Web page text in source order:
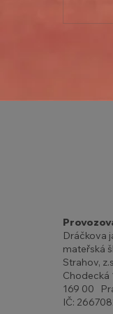
Dráčkova
mateřská
Strahov,
Chodecká
169 00
IČ: